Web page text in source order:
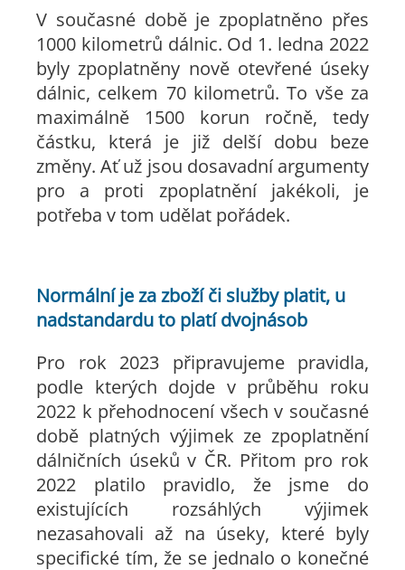
V současné době je zpoplatněno přes
1000 kilometrů dálnic. Od 1. ledna 2022
byly zpoplatněny nově otevřené úseky
dálnic, celkem 70 kilometrů. To vše za
maximálně 1500 korun ročně, tedy
částku, která je již delší dobu beze
změny. Ať už jsou dosavadní argumenty
pro a proti zpoplatnění jakékoli, je
potřeba v tom udělat pořádek.
Normální je za zboží či služby platit, u
nadstandardu to platí dvojnásob
Pro rok 2023 připravujeme pravidla,
podle kterých dojde v průběhu roku
2022 k přehodnocení všech v současné
době platných výjimek ze zpoplatnění
dálničních úseků v ČR. Přitom pro rok
2022 platilo pravidlo, že jsme do
existujících rozsáhlých výjimek
nezasahovali až na úseky, které byly
specifické tím, že se jednalo o konečné